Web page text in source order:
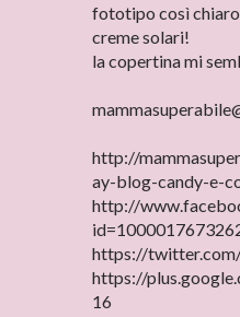
fototipo così
creme solari!
la copertina mi
http://
ay-blog-candy-e-
http://
https://
https://
16